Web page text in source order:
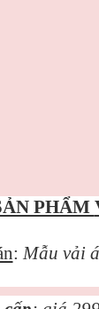
PHẨM
: Mẫu vải